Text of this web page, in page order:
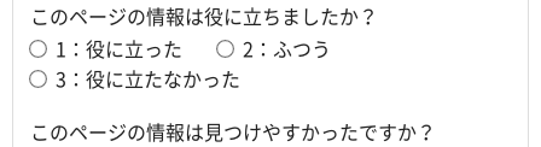
このページの情報は役に立ちましたか？
1：役に立った
2：ふつう
3：役に立たなかった
このページの情報は見つけやすかったですか？